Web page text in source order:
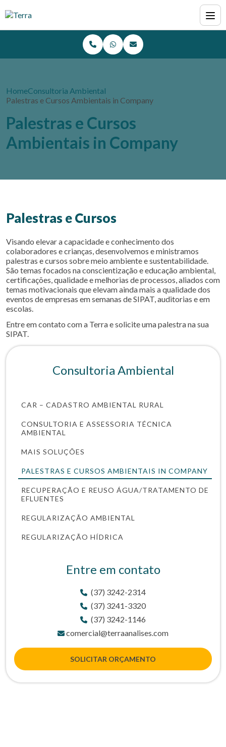
HomeConsultoria Ambiental
Palestras e Cursos Ambientais in Company
Palestras e Cursos
Ambientais in Company
Palestras e Cursos
Visando elevar a capacidade e conhecimento dos
colaboradores e crianças, desenvolvemos e ministramos
palestras e cursos sobre meio ambiente e sustentabilidade.
São temas focados na conscientização e educação ambiental,
certificações, qualidade e melhorias de processos, aliados com
temas motivacionais que elevam ainda mais a qualidade dos
eventos de empresas em semanas de SIPAT, auditorias e em
escolas.
Entre em contato com a Terra e solicite uma palestra na sua
SIPAT.
Consultoria Ambiental
CAR – CADASTRO AMBIENTAL RURAL
CONSULTORIA E ASSESSORIA TÉCNICA
AMBIENTAL
MAIS SOLUÇÕES
PALESTRAS E CURSOS AMBIENTAIS IN COMPANY
RECUPERAÇÃO E REUSO ÁGUA/TRATAMENTO DE
EFLUENTES
REGULARIZAÇÃO AMBIENTAL
REGULARIZAÇÃO HÍDRICA
Entre em contato
(37) 3242-2314
(37) 3241-3320
(37) 3242-1146
comercial@terraanalises.com
SOLICITAR ORÇAMENTO